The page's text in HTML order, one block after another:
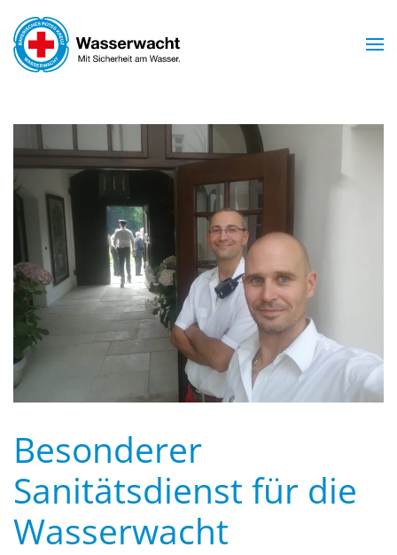
Skip to main content
Besonderer
Sanitätsdienst für die
Wasserwacht